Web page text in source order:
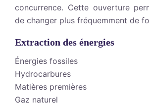
concurrence. Cette ouverture
de changer plus fréquemment de
Extraction des énergies
Énergies fossiles
Hydrocarbures
Matières premières
Gaz naturel